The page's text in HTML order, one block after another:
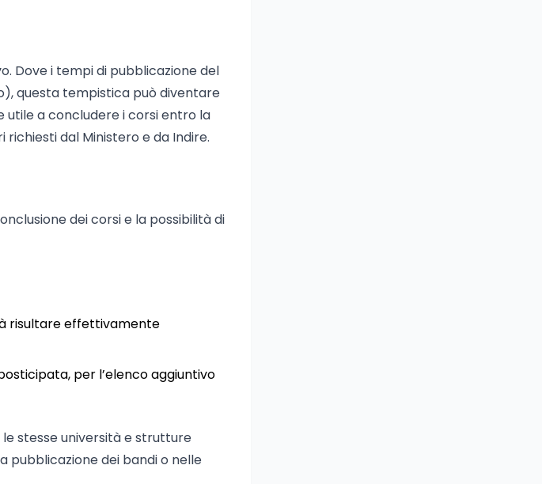
Dove i tempi di pubblicazione del
questa tempistica può diventare
utile a concludere i corsi entro la
dal Ministero e da Indire.
dei corsi e la possibilità di
risultare effettivamente
per l’elenco aggiuntivo
stesse università e strutture
pubblicazione dei bandi o nelle